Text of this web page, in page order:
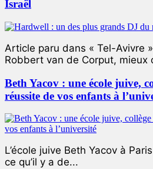
Israël
Article paru dans « Tel-Avivre
Robbert van de Corput, mieux
Beth Yacov : une école juive,
réussite de vos enfants à
L’école juive Beth Yacov à
ce qu’il y a de...